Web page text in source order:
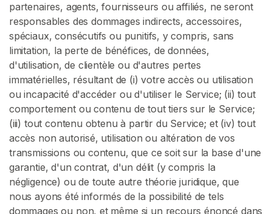
partenaires, agents, fournisseurs ou affiliés, ne seront
responsables des dommages indirects, accessoires,
spéciaux, consécutifs ou punitifs, y compris, sans
limitation, la perte de bénéfices, de données,
d'utilisation, de clientèle ou d'autres pertes
immatérielles, résultant de (i) votre accès ou utilisation
ou incapacité d'accéder ou d'utiliser le Service; (ii) tout
comportement ou contenu de tout tiers sur le Service;
(iii) tout contenu obtenu à partir du Service; et (iv) tout
accès non autorisé, utilisation ou altération de vos
transmissions ou contenu, que ce soit sur la base d'une
garantie, d'un contrat, d'un délit (y compris la
négligence) ou de toute autre théorie juridique, que
nous ayons été informés de la possibilité de tels
dommages ou non, et même si un recours énoncé dans